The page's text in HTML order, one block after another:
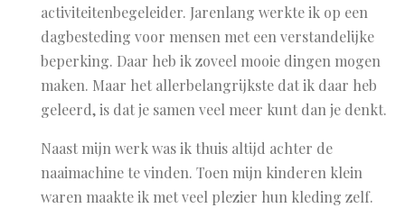
activiteitenbegeleider. Jarenlang werkte ik op een
dagbesteding voor mensen met een verstandelijke
beperking. Daar heb ik zoveel mooie dingen mogen
maken. Maar het allerbelangrijkste dat ik daar heb
geleerd, is dat je samen veel meer kunt dan je denkt.
Naast mijn werk was ik thuis altijd achter de
naaimachine te vinden. Toen mijn kinderen klein
waren maakte ik met veel plezier hun kleding zelf.